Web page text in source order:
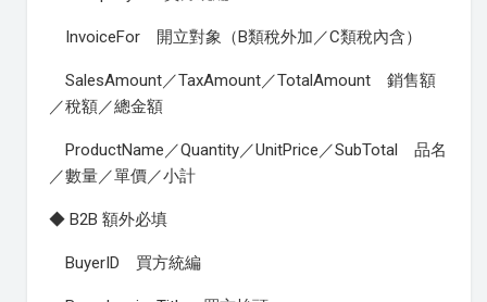
InvoiceFor 開立對象（B類稅外加／C類稅內含）
SalesAmount／TaxAmount／TotalAmount 銷售額
／稅額／總金額
ProductName／Quantity／UnitPrice／SubTotal 品名
／數量／單價／小計
◆ B2B 額外必填
BuyerID 買方統編